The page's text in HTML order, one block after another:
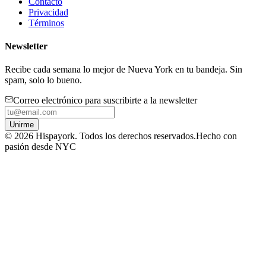
Privacidad
Términos
Newsletter
Recibe cada semana lo mejor de Nueva York en tu bandeja. Sin
spam, solo lo bueno.
Correo electrónico para suscribirte a la newsletter
Unirme
© 2026 Hispayork. Todos los derechos reservados.Hecho con
pasión desde NYC